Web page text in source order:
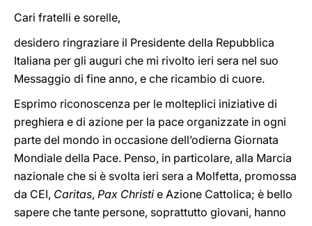
Cari fratelli e sorelle,
desidero ringraziare il Presidente della Repubblica
Italiana per gli auguri che mi rivolto ieri sera nel suo
Messaggio di fine anno, e che ricambio di cuore.
Esprimo riconoscenza per le molteplici iniziative di
preghiera e di azione per la pace organizzate in ogni
parte del mondo in occasione dell’odierna Giornata
Mondiale della Pace. Penso, in particolare, alla Marcia
nazionale che si è svolta ieri sera a Molfetta, promossa
da CEI, Caritas, Pax Christi e Azione Cattolica; è bello
sapere che tante persone, soprattutto giovani, hanno